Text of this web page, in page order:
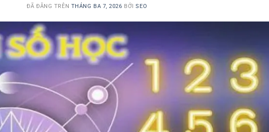
ĐÃ ĐĂNG TRÊN THÁNG BA 7, 2026 BỞISEO